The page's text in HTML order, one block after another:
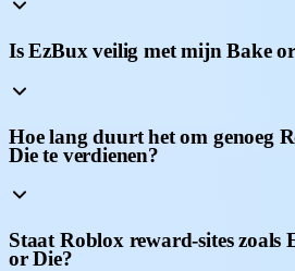
Is EzBux veilig met mijn Bake
Hoe lang duurt het om genoeg
Die te verdienen?
Staat Roblox reward-sites zoals
or Die?